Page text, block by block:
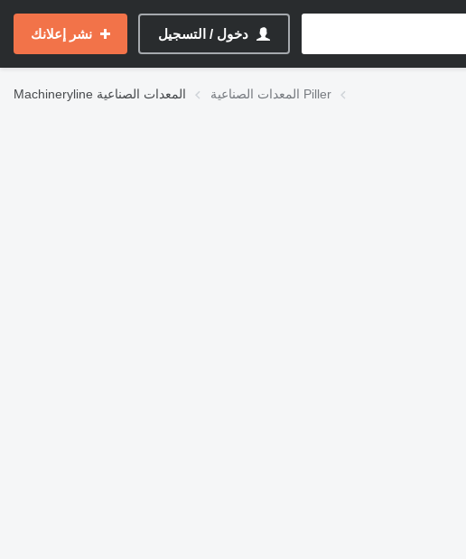
دخول / التسجيل نشر إعلانك
Machineryline المعدات الصناعية المعدات الصناعية Piller